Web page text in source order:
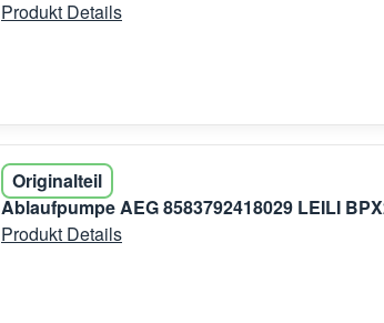
Produkt Details
Originalteil
Ablaufpumpe AEG 8583792418029 LEILI
Produkt Details